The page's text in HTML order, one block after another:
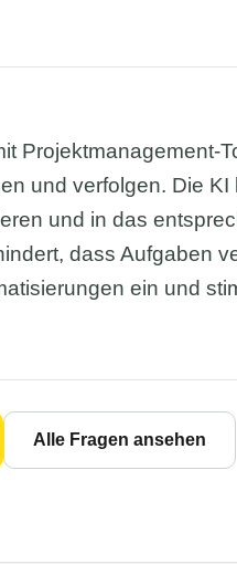
Projektmanagement-
und verfolgen. Die
und in das
dass Aufgaben
ein und
Alle Fragen ansehen